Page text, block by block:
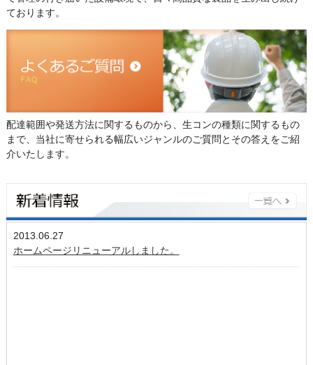
ております。
配達範囲や発送方法に関するものから、生コンの種類に関するもの
まで、当社に寄せられる幅広いジャンルのご質問とその答えをご紹
介いたします。
2013.06.27
ホームページリニューアルしました。